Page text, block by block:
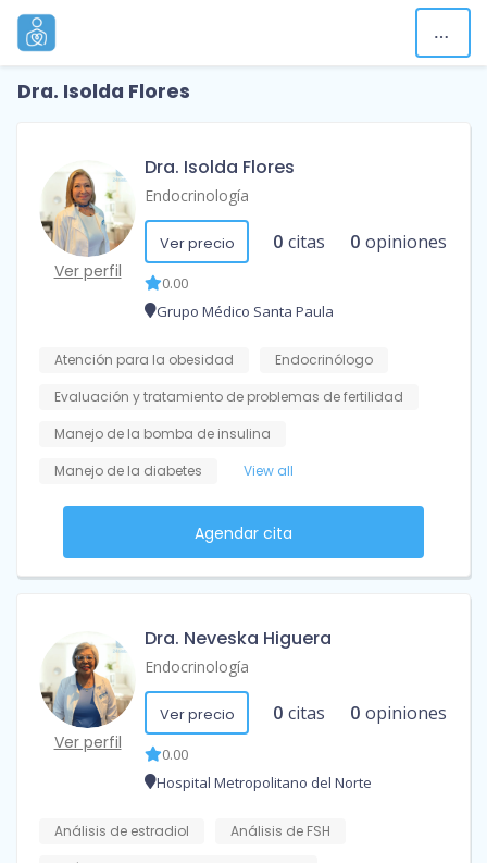
Dra. Isolda Flores
Ver perfil
Dra. Isolda Flores
Endocrinología
Ver precio 0 citas 0 opiniones
0.00
Grupo Médico Santa Paula
Atención para la obesidad
Endocrinólogo
Evaluación y tratamiento de problemas de fertilidad
Manejo de la bomba de insulina
Manejo de la diabetes
View all
Agendar cita
Ver perfil
Dra. Neveska Higuera
Endocrinología
Ver precio 0 citas 0 opiniones
0.00
Hospital Metropolitano del Norte
Análisis de estradiol
Análisis de FSH